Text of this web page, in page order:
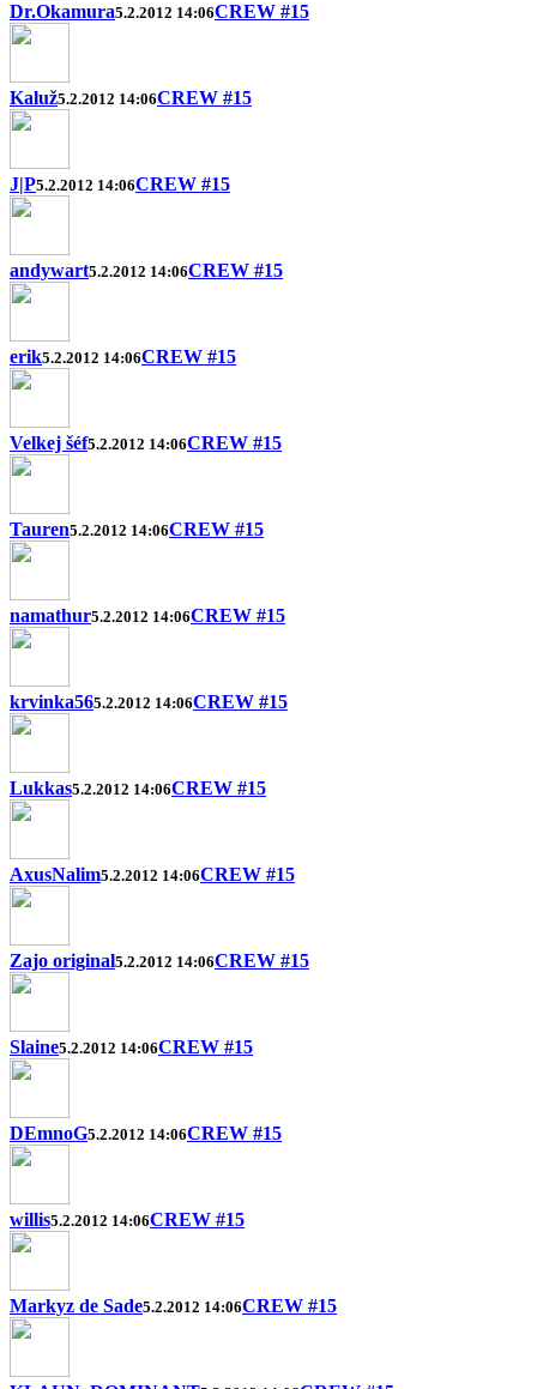
Dr.Okamura5.2.2012 14:06CREW #15
Kaluž5.2.2012 14:06CREW #15
J|P5.2.2012 14:06CREW #15
andywart5.2.2012 14:06CREW #15
erik5.2.2012 14:06CREW #15
Velkej šéf5.2.2012 14:06CREW #15
Tauren5.2.2012 14:06CREW #15
namathur5.2.2012 14:06CREW #15
krvinka565.2.2012 14:06CREW #15
Lukkas5.2.2012 14:06CREW #15
AxusNalim5.2.2012 14:06CREW #15
Zajo original5.2.2012 14:06CREW #15
Slaine5.2.2012 14:06CREW #15
DEmnoG5.2.2012 14:06CREW #15
willis5.2.2012 14:06CREW #15
Markyz de Sade5.2.2012 14:06CREW #15